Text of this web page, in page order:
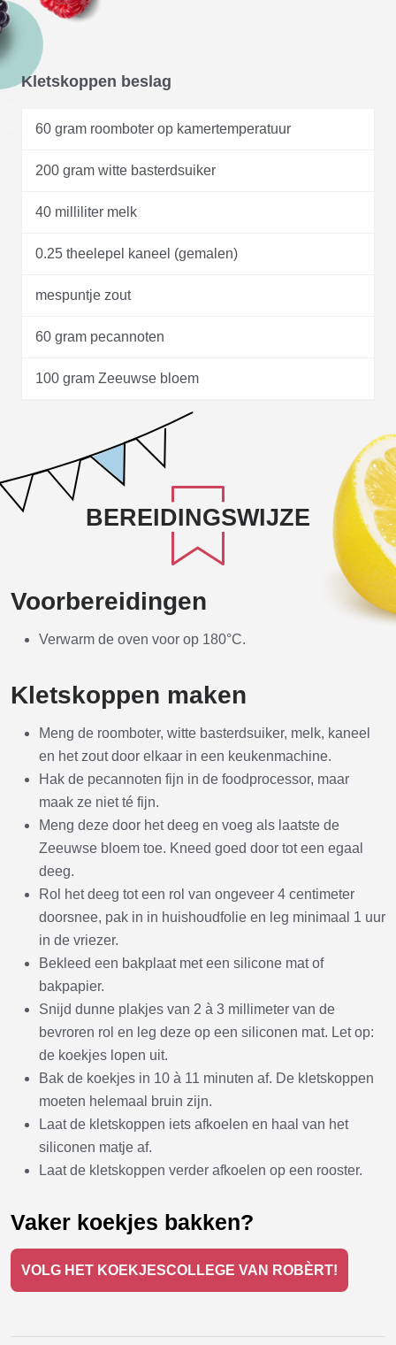
Kletskoppen beslag
60 gram roomboter op kamertemperatuur
200 gram witte basterdsuiker
40 milliliter melk
0.25 theelepel kaneel (gemalen)
mespuntje zout
60 gram pecannoten
100 gram Zeeuwse bloem
BEREIDINGSWIJZE
Voorbereidingen
Verwarm de oven voor op 180°C.
Kletskoppen maken
Meng de roomboter, witte basterdsuiker, melk, kaneel
en het zout door elkaar in een keukenmachine.
Hak de pecannoten fijn in de foodprocessor, maar
maak ze niet té fijn.
Meng deze door het deeg en voeg als laatste de
Zeeuwse bloem toe. Kneed goed door tot een egaal
deeg.
Rol het deeg tot een rol van ongeveer 4 centimeter
doorsnee, pak in in huishoudfolie en leg minimaal 1 uur
in de vriezer.
Bekleed een bakplaat met een silicone mat of
bakpapier.
Snijd dunne plakjes van 2 à 3 millimeter van de
bevroren rol en leg deze op een siliconen mat. Let op:
de koekjes lopen uit.
Bak de koekjes in 10 à 11 minuten af. De kletskoppen
moeten helemaal bruin zijn.
Laat de kletskoppen iets afkoelen en haal van het
siliconen matje af.
Laat de kletskoppen verder afkoelen op een rooster.
Vaker koekjes bakken?
VOLG HET KOEKJESCOLLEGE VAN ROBÈRT!